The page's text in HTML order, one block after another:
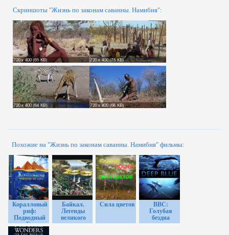
Скриншоты "Жизнь по законам саванны. Намибия":
Похожие на "Жизнь по законам саванны. Намибия" фильмы:
Коралловый
риф:
Подводный
мир Египта
Байкал.
Легенды
великого
озера
Сила цветов
ВВС:
Голубая
бездна